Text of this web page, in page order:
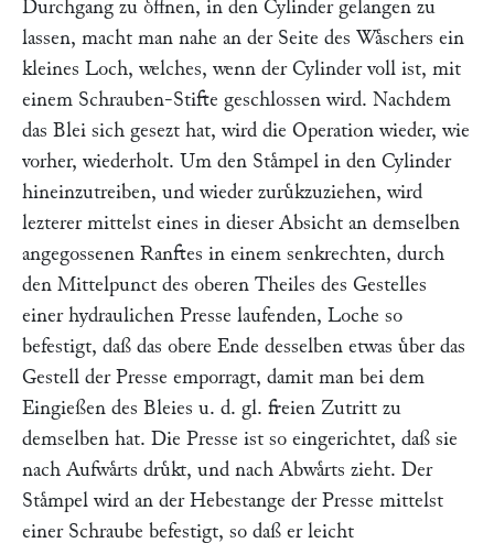
Durchgang zu oͤffnen, in den Cylinder gelangen zu
lassen, macht man nahe an der Seite des Waͤschers ein
kleines Loch, welches, wenn der Cylinder voll ist, mit
einem Schrauben-Stifte geschlossen wird. Nachdem
das Blei sich gesezt hat, wird die Operation wieder, wie
vorher, wiederholt. Um den Staͤmpel in den Cylinder
hineinzutreiben, und wieder zuruͤkzuziehen, wird
lezterer mittelst eines in dieser Absicht an demselben
angegossenen Ranftes in einem senkrechten, durch
den Mittelpunct des oberen Theiles des Gestelles
einer hydraulichen Presse laufenden, Loche so
befestigt, daß das obere Ende desselben etwas uͤber das
Gestell der Presse emporragt, damit man bei dem
Eingießen des Bleies u. d. gl. freien Zutritt zu
demselben hat. Die Presse ist so eingerichtet, daß sie
nach Aufwaͤrts druͤkt, und nach Abwaͤrts zieht. Der
Staͤmpel wird an der Hebestange der Presse mittelst
einer Schraube befestigt, so daß er leicht